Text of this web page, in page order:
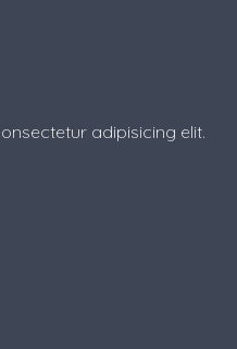
adipisicing elit.